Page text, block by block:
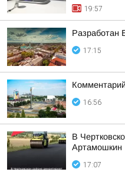
19:57
Разработан
17:15
16:56
В
Артамошкин
17:07